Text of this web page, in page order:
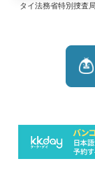
タイ法務省特別捜査